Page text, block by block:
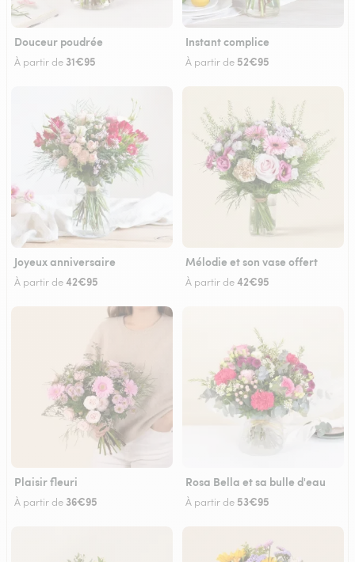
Douceur poudrée
À partir de 31€95
Instant complice
À partir de 52€95
Joyeux anniversaire
À partir de42€95
Mélodie et son vase offert
À partir de42€95
Plaisir fleuri
À partir de 36€95
Rosa Bella et sa bulle d'eau
À partir de 53€95